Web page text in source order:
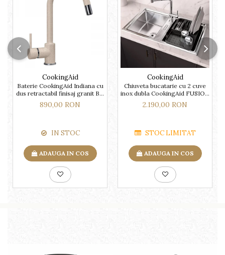
CookingAid
Baterie CookingAid Indiana cu
dus retractabil finisaj granit Bej
Pigmentat / Avena
890,00 RON
IN STOC
ADAUGA IN COS
CookingAid
Chiuveta bucatarie cu 2 cuve
inox dubla CookingAid FUSION
86BB
2.190,00 RON
STOC LIMITAT
ADAUGA IN COS